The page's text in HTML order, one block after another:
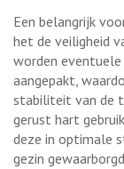
Een belangrijk
het de veiligheid
worden
aangepakt,
stabiliteit van de
gerust hart
deze in optimale
gezin